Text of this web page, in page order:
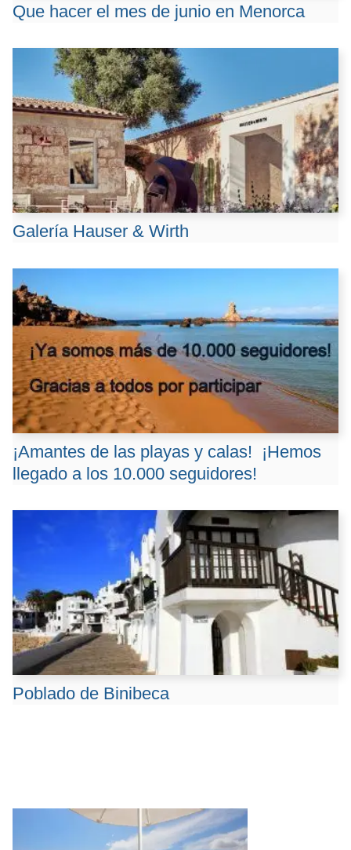
Que hacer el mes de junio en Menorca
Galería Hauser & Wirth
¡Amantes de las playas y calas! ️ ¡Hemos
llegado a los 10.000 seguidores!
Poblado de Binibeca